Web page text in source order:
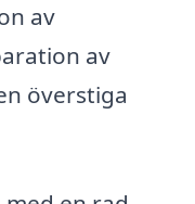
av
av
överstiga